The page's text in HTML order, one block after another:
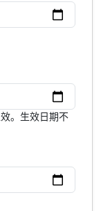
。生效日期不